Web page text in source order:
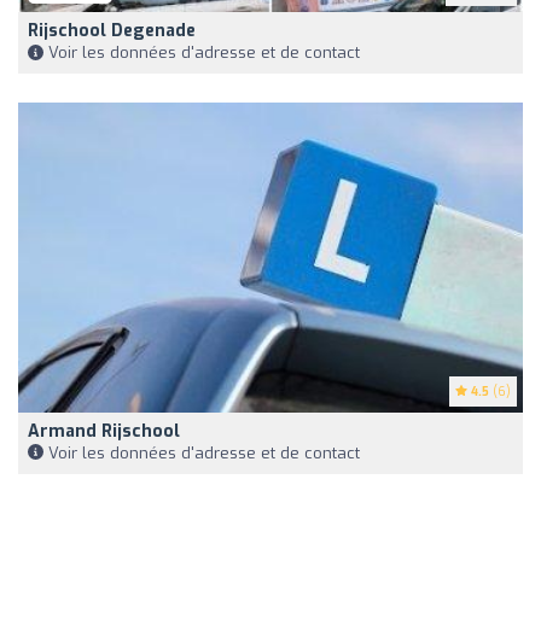
Rijschool Degenade
Voir les données d'adresse et de contact
4.5 (6)
Armand Rijschool
Voir les données d'adresse et de contact